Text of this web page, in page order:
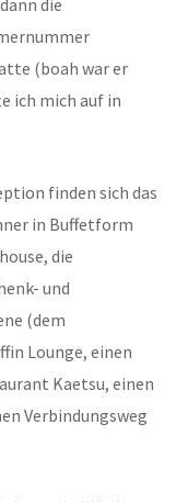
die
(boah war er
ich mich auf in
finden sich das
in Buffetform
die
und
(dem
Lounge, einen
Kaetsu, einen
Verbindungsweg